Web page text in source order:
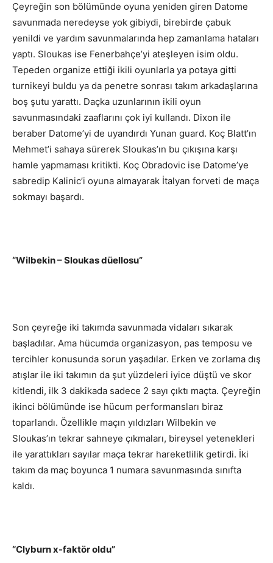
Çeyreğin son bölümünde oyuna yeniden giren Datome
savunmada neredeyse yok gibiydi, birebirde çabuk
yenildi ve yardım savunmalarında hep zamanlama hataları
yaptı. Sloukas ise Fenerbahçe’yi ateşleyen isim oldu.
Tepeden organize ettiği ikili oyunlarla ya potaya gitti
turnikeyi buldu ya da penetre sonrası takım arkadaşlarına
boş şutu yarattı. Daçka uzunlarının ikili oyun
savunmasındaki zaaflarını çok iyi kullandı. Dixon ile
beraber Datome’yi de uyandırdı Yunan guard. Koç Blatt’ın
Mehmet’i sahaya sürerek Sloukas’ın bu çıkışına karşı
hamle yapmaması kritikti. Koç Obradovic ise Datome’ye
sabredip Kalinic’i oyuna almayarak İtalyan forveti de maça
sokmayı başardı.
“Wilbekin – Sloukas düellosu”
Son çeyreğe iki takımda savunmada vidaları sıkarak
başladılar. Ama hücumda organizasyon, pas temposu ve
tercihler konusunda sorun yaşadılar. Erken ve zorlama dış
atışlar ile iki takımın da şut yüzdeleri iyice düştü ve skor
kitlendi, ilk 3 dakikada sadece 2 sayı çıktı maçta. Çeyreğin
ikinci bölümünde ise hücum performansları biraz
toparlandı. Özellikle maçın yıldızları Wilbekin ve
Sloukas’ın tekrar sahneye çıkmaları, bireysel yetenekleri
ile yarattıkları sayılar maça tekrar hareketlilik getirdi. İki
takım da maç boyunca 1 numara savunmasında sınıfta
kaldı.
“Clyburn x-faktör oldu”